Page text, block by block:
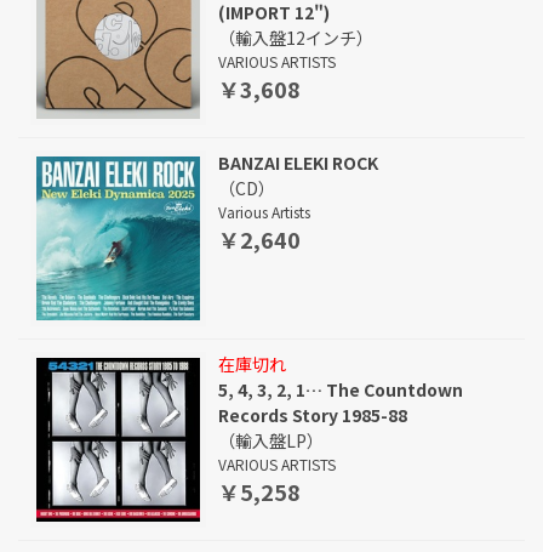
(IMPORT 12")
（輸入盤12インチ）
VARIOUS ARTISTS
￥3,608
BANZAI ELEKI ROCK
（CD）
Various Artists
￥2,640
在庫切れ
5, 4, 3, 2, 1… The Countdown
Records Story 1985-88
（輸入盤LP）
VARIOUS ARTISTS
￥5,258